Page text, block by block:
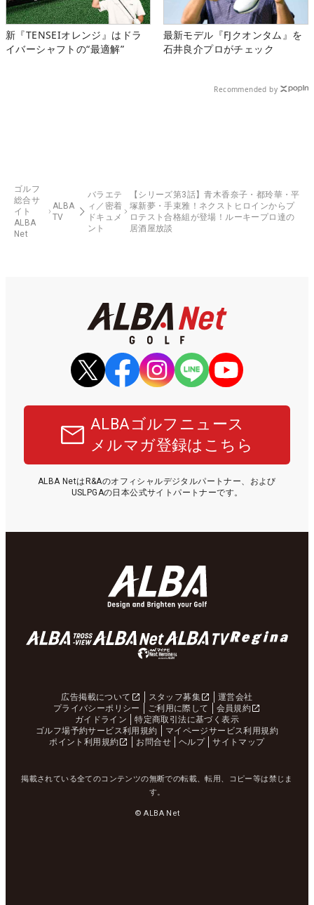
新『TENSEIオレンジ』はドラ
イバーシャフトの“最適解”
最新モデル『FJクオンタム』を
石井良介プロがチェック
Recommended by
ゴルフ
総合サ
イト
ALBA
Net
ALBA
TV
バラエテ
ィ／密着
ドキュメ
ント
【シリーズ第3話】青木香奈子・都玲華・平
塚新夢・手束雅！ネクストヒロインからプ
ロテスト合格組が登場！ルーキープロ達の
居酒屋放談
ALBAゴルフニュース
メルマガ登録はこちら
ALBA NetはR&Aのオフィシャルデジタルパートナー、および
USLPGAの日本公式サイトパートナーです。
広告掲載について スタッフ募集
運営会社
プライバシーポリシー
ご利用に際して
会員規約
ガイドライン
特定商取引法に基づく表示
ゴルフ場予約サービス利用規約
マイページサービス利用規約
ポイント利用規約
お問合せ ヘルプ サイトマップ
掲載されている全てのコンテンツの無断での転載、転用、コピー等は禁じま
す。
© ALBA Net